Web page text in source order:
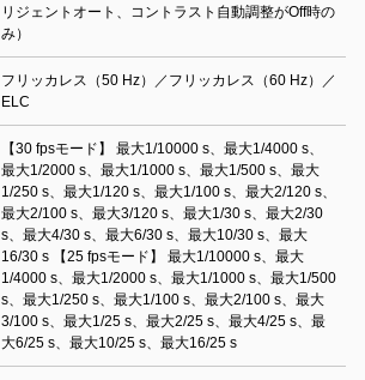
リジェントオート、コントラスト自動調整がOff時の
み）
フリッカレス（50 Hz）／フリッカレス（60 Hz）／
ELC
【30 fpsモード】 最大1/10000 s、最大1/4000 s、
最大1/2000 s、最大1/1000 s、最大1/500 s、最大
1/250 s、最大1/120 s、最大1/100 s、最大2/120 s、
最大2/100 s、最大3/120 s、最大1/30 s、最大2/30
s、最大4/30 s、最大6/30 s、最大10/30 s、最大
16/30 s 【25 fpsモード】 最大1/10000 s、最大
1/4000 s、最大1/2000 s、最大1/1000 s、最大1/500
s、最大1/250 s、最大1/100 s、最大2/100 s、最大
3/100 s、最大1/25 s、最大2/25 s、最大4/25 s、最
大6/25 s、最大10/25 s、最大16/25 s